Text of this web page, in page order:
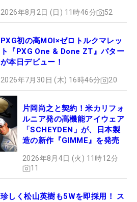
2026年8月2日 (日) 11時46分 52
PXG初の高MOI×ゼロトルクマレッ
ト『PXG One & Done ZT』パター
が本日デビュー！
2026年7月30日 (木) 16時46分 20
片岡尚之と契約！米カリフォ
ルニア発の高機能アイウェア
「SCHEYDEN」が、日本製
造の新作『GIMME』を発売
2026年8月4日 (火) 11時12分
11
珍しく松山英樹も5Wを即採用！ ス